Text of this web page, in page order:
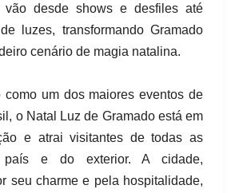
vão desde shows e desfiles até
luzes, transformando Gramado
cenário de magia natalina.
como um dos maiores eventos de
o Natal Luz de Gramado está em
e atrai visitantes de todas as
país e do exterior. A cidade,
seu charme e pela hospitalidade,